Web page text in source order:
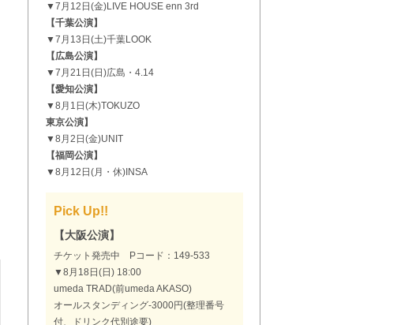
▼7月12日(金)LIVE HOUSE enn 3rd
【千葉公演】
▼7月13日(土)千葉LOOK
【広島公演】
▼7月21日(日)広島・4.14
【愛知公演】
▼8月1日(木)TOKUZO
東京公演】
▼8月2日(金)UNIT
【福岡公演】
▼8月12日(月・休)INSA
Pick Up!!
【大阪公演】
チケット発売中 Pコード：149-533
▼8月18日(日) 18:00
umeda TRAD(前umeda AKASO)
オールスタンディング-3000円(整理番号
付、ドリンク代別途要)